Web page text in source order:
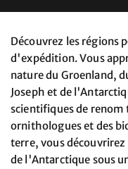
Découvrez les régions
d'expédition. Vous
nature du Groenland,
Joseph et de
scientifiques de renom
ornithologues et des
terre, vous
de l'Antarctique sous